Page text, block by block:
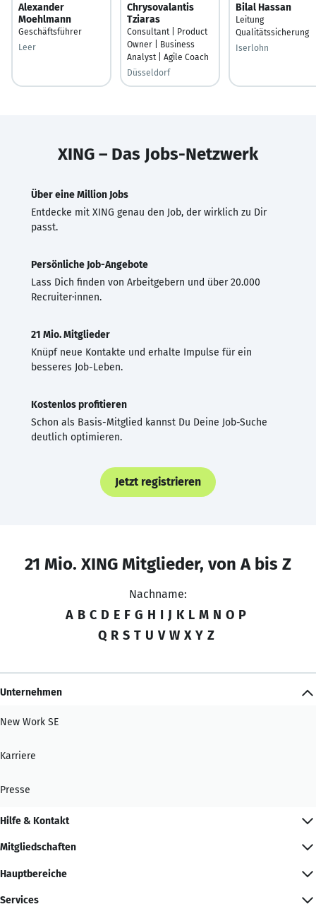
Alexander
Moehlmann
Geschäftsführer
Leer
Chrysovalantis
Tziaras
Consultant | Product
Owner | Business
Analyst | Agile Coach
Düsseldorf
Bilal Hassan
Leitung
Qualitätssicherung
Iserlohn
XING – Das Jobs-Netzwerk
Über eine Million Jobs
Entdecke mit XING genau den Job, der wirklich zu Dir
passt.
Persönliche Job-Angebote
Lass Dich finden von Arbeitgebern und über 20.000
Recruiter·innen.
21 Mio. Mitglieder
Knüpf neue Kontakte und erhalte Impulse für ein
besseres Job-Leben.
Kostenlos profitieren
Schon als Basis-Mitglied kannst Du Deine Job-Suche
deutlich optimieren.
Jetzt registrieren
21 Mio. XING Mitglieder, von A bis Z
Nachname:
A B C D E F G H I J K L M N O P
Q R S T U V W X Y Z
Unternehmen
New Work SE
Karriere
Presse
Hilfe & Kontakt
Mitgliedschaften
Hauptbereiche
Services